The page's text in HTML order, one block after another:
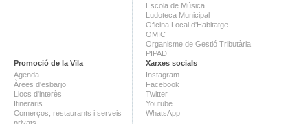
Escola de Música
Ludoteca Municipal
Oficina Local d'Habitatge
OMIC
Organisme de Gestió Tributària
PIPAD
Promoció de la Vila
Agenda
Àrees d'esbarjo
Llocs d'interès
Itineraris
Comerços, restaurants i serveis
Xarxes socials
Instagram
Facebook
Twitter
Youtube
WhatsApp